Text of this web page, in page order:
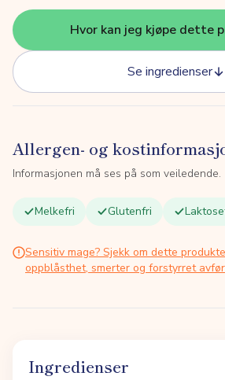
Hvor kan jeg kjøpe dette
Se ingredienser
Allergen- og
Informasjonen må ses på som veiledende.
Melkefri Glutenfri
Sensitiv mage? Sjekk om dette
oppblåsthet, smerter og forstyrret
Ingredienser